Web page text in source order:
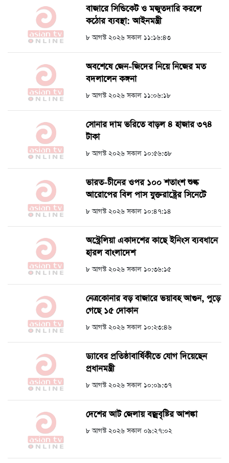
বাজারে সিন্ডিকেট ও মজুতদারি করলে
কঠোর ব্যবস্থা: আইনমন্ত্রী
৮ আগস্ট ২০২৬ সকাল ১১:১৬:৪৩
অবশেষে জেন-জিদের নিয়ে নিজের মত
বদলালেন কঙ্গনা
৮ আগস্ট ২০২৬ সকাল ১১:০৬:১৮
সোনার দাম ভরিতে বাড়ল ৪ হাজার ৩৭৪
টাকা
৮ আগস্ট ২০২৬ সকাল ১০:৫৬:৩৮
ভারত-চীনের ওপর ১০০ শতাংশ শুল্ক
আরোপের বিল পাস যুক্তরাষ্ট্রের সিনেটে
৮ আগস্ট ২০২৬ সকাল ১০:৪৭:১৪
অস্ট্রেলিয়া একাদশের কাছে ইনিংস ব্যবধানে
হারল বাংলাদেশ
৮ আগস্ট ২০২৬ সকাল ১০:৩৬:১৫
নেত্রকোনার বড় বাজারে ভয়াবহ আগুন, পুড়ে
গেছে ১৫ দোকান
৮ আগস্ট ২০২৬ সকাল ১০:২৩:৪৬
ড্যাবের প্রতিষ্ঠাবার্ষিকীতে যোগ দিয়েছেন
প্রধানমন্ত্রী
৮ আগস্ট ২০২৬ সকাল ১০:০৯:৩৭
দেশের আট জেলায় বজ্রবৃষ্টির আশঙ্কা
৮ আগস্ট ২০২৬ সকাল ০৯:২৭:০২